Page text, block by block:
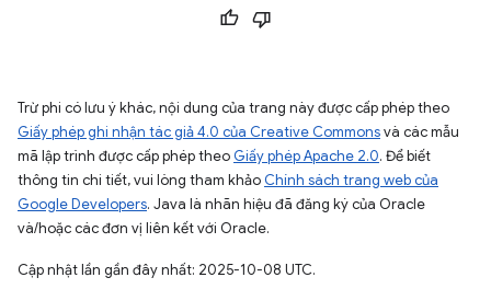
Trừ phi có lưu ý khác, nội dung của trang này được cấp phép theo
Giấy phép ghi nhận tác giả 4.0 của Creative Commonsvà các mẫu
mã lập trình được cấp phép theo Giấy phép Apache 2.0. Để biết
thông tin chi tiết, vui lòng tham khảo Chính sách trang web của
Google Developers. Java là nhãn hiệu đã đăng ký của Oracle
và/hoặc các đơn vị liên kết với Oracle.
Cập nhật lần gần đây nhất: 2025-10-08 UTC.